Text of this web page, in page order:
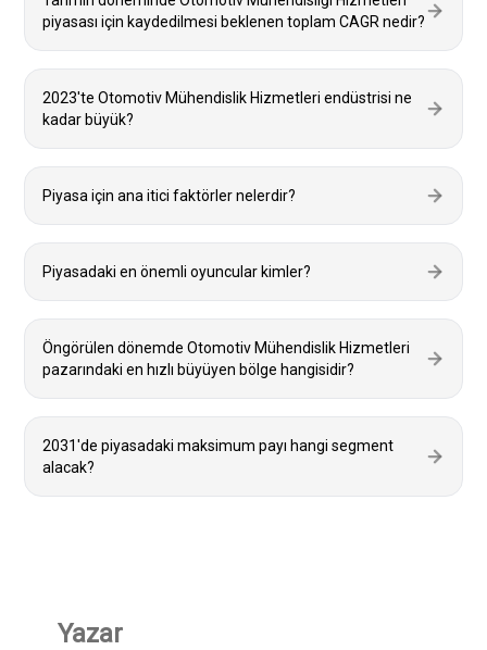
piyasası için kaydedilmesi beklenen toplam CAGR nedir?
2023'te Otomotiv Mühendislik Hizmetleri endüstrisi ne
kadar büyük?
Piyasa için ana itici faktörler nelerdir?
Piyasadaki en önemli oyuncular kimler?
Öngörülen dönemde Otomotiv Mühendislik Hizmetleri
pazarındaki en hızlı büyüyen bölge hangisidir?
2031'de piyasadaki maksimum payı hangi segment
alacak?
Yazar